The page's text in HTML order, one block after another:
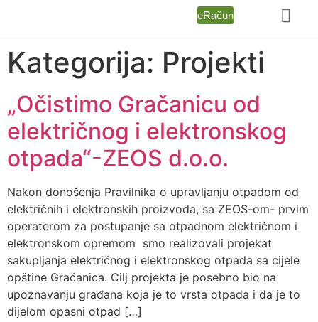
eRačun
Kategorija: Projekti
„Očistimo Gračanicu od
električnog i elektronskog
otpada“-ZEOS d.o.o.
Nakon donošenja Pravilnika o upravljanju otpadom od
električnih i elektronskih proizvoda, sa ZEOS-om- prvim
operaterom za postupanje sa otpadnom električnom i
elektronskom opremom smo realizovali projekat
sakupljanja električnog i elektronskog otpada sa cijele
opštine Gračanica. Cilj projekta je posebno bio na
upoznavanju građana koja je to vrsta otpada i da je to
dijelom opasni otpad […]